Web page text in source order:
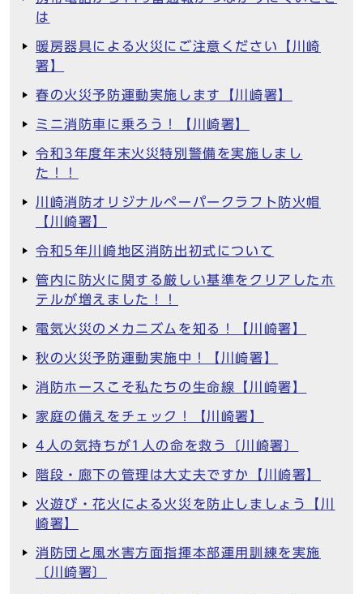
は
暖房器具による火災にご注意ください【川崎
署】
春の火災予防運動実施します【川崎署】
ミニ消防車に乗ろう！【川崎署】
令和3年度年末火災特別警備を実施しまし
た！！
川崎消防オリジナルペーパークラフト防火帽
【川崎署】
令和5年川崎地区消防出初式について
管内に防火に関する厳しい基準をクリアしたホ
テルが増えました！！
電気火災のメカニズムを知る！【川崎署】
秋の火災予防運動実施中！【川崎署】
消防ホースこそ私たちの生命線【川崎署】
家庭の備えをチェック！【川崎署】
4人の気持ちが1人の命を救う〔川崎署〕
階段・廊下の管理は大丈夫ですか【川崎署】
火遊び・花火による火災を防止しましょう【川
崎署】
消防団と風水害方面指揮本部運用訓練を実施
〔川崎署〕